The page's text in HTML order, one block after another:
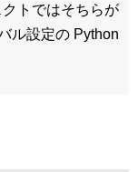
トではそちらが
ル設定の Python